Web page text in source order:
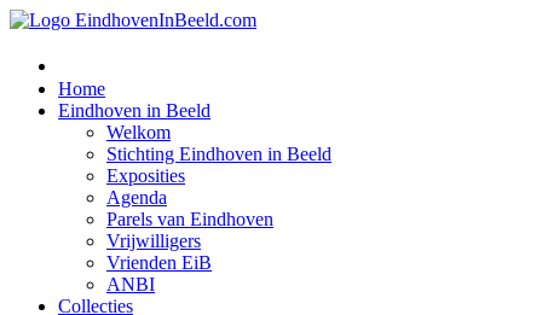
Home
Eindhoven in Beeld
Welkom
Stichting Eindhoven in Beeld
Exposities
Agenda
Parels van Eindhoven
Vrijwilligers
Vrienden EiB
ANBI
Collecties